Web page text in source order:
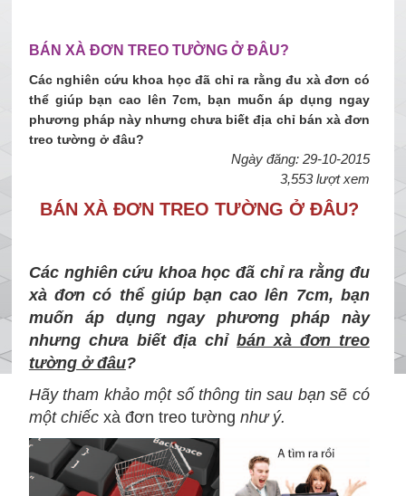
BÁN XÀ ĐƠN TREO TƯỜNG Ở ĐÂU?
Các nghiên cứu khoa học đã chỉ ra rằng đu xà đơn có
thể giúp bạn cao lên 7cm, bạn muốn áp dụng ngay
phương pháp này nhưng chưa biết địa chỉ bán xà đơn
treo tường ở đâu?
Ngày đăng: 29-10-2015
3,553 lượt xem
BÁN XÀ ĐƠN TREO TƯỜNG Ở ĐÂU?
Các nghiên cứu khoa học đã chỉ ra rằng đu
xà đơn có thể giúp bạn cao lên 7cm, bạn
muốn áp dụng ngay phương pháp này
nhưng chưa biết địa chỉbán xà đơn treo
tường ở đâu?
Hãy tham khảo một số thông tin sau bạn sẽ có
một chiếc xà đơn treo tường như ý.